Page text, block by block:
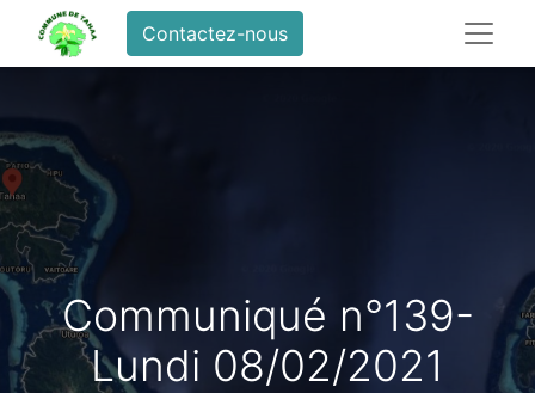
Contactez-nous
Communiqué n°139-
Lundi 08/02/2021